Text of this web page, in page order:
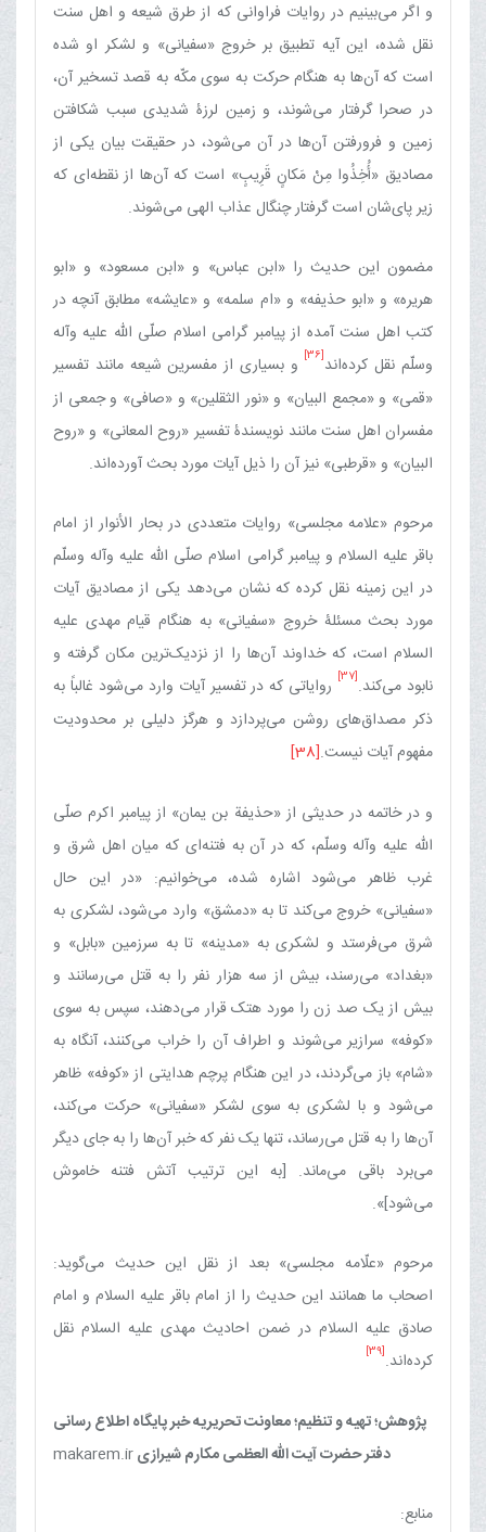
و اگر می‌بینیم در روایات فراوانی که از طرق شیعه و اهل سنت
نقل شده، این آیه تطبیق بر خروج «سفیانی‏» و لشکر او شده
است که آن‌ها به هنگام حرکت به سوی مکّه به قصد تسخیر آن،
در صحرا گرفتار می‌شوند، و زمین لرزۀ شدیدی سبب شکافتن
زمین و فرورفتن آن‌ها در آن می‌شود، در حقیقت بیان یکی از
مصادیق «أُخِذُوا مِنْ مَکانٍ قَرِیبٍ‏» است که آن‌ها از نقطه‌ای که
زیر پای‌شان است گرفتار چنگال عذاب الهی می‌شوند.
مضمون این حدیث را «ابن عباس» و «ابن مسعود» و «ابو
هریره» و «ابو حذیفه» و «ام سلمه» و «عایشه» مطابق آنچه در
کتب اهل سنت آمده از پیامبر گرامی اسلام صلّی الله علیه وآله
وسلّم نقل کرده‌اند[36] و بسیاری از مفسرین شیعه مانند تفسیر
«قمی» و «مجمع البیان» و «نور الثقلین» و «صافی» و جمعی از
مفسران اهل سنت مانند نویسندۀ تفسیر «روح المعانی» و «روح
البیان» و «قرطبی» نیز آن را ذیل آیات مورد بحث آورده‌اند.
مرحوم «علامه مجلسی» روایات متعددی در بحار الأنوار از امام
باقر علیه السلام و پیامبر گرامی اسلام صلّی الله علیه وآله وسلّم
در این زمینه نقل کرده که نشان می‌دهد یکی از مصادیق آیات
مورد بحث مسئلۀ خروج «سفیانی» به هنگام قیام مهدی علیه
السلام است، که خداوند آن‌ها را از نزدیک‌ترین مکان گرفته و
نابود می‌کند.[37] روایاتی که در تفسیر آیات وارد می‌شود غالباً به
ذکر مصداق‌های روشن می‌پردازد و هرگز دلیلی بر محدودیت
مفهوم آیات نیست.[38]
و در خاتمه در حدیثی از «حذیفة بن یمان» از پیامبر اکرم صلّی
اللّه علیه وآله وسلّم، که در آن به فتنه‌ای که میان اهل شرق و
غرب ظاهر می‌شود اشاره شده، می‌خوانیم: «در این حال
«سفیانی» خروج می‌کند تا به «دمشق» وارد می‌شود، لشکری به
شرق می‌فرستد و لشکری به «مدینه» تا به سرزمین «بابل» و
«بغداد» می‌رسند، بیش از سه هزار نفر را به قتل می‌رسانند و
بیش از یک صد زن را مورد هتک قرار می‌دهند، سپس به سوی
«کوفه» سرازیر می‌شوند و اطراف آن را خراب می‌کنند، آنگاه به
«شام» باز می‌گردند، در این هنگام پرچم هدایتی از «کوفه» ظاهر
می‌شود و با لشکری به سوی لشکر «سفیانی» حرکت می‌کند،
آن‌ها را به قتل می‌رساند، تنها یک نفر که خبر آن‌ها را به جای دیگر
می‌برد باقی می‌ماند. [به‏ این ترتیب آتش فتنه خاموش
می‌شود]».
مرحوم «علّامه مجلسی» بعد از نقل این حدیث می‌گوید:
اصحاب ما همانند این حدیث را از امام باقر علیه السلام و امام
صادق علیه السلام در ضمن احادیث مهدی علیه السلام نقل
کرده‌اند.[39]
پژوهش؛ تهیه و تنظیم؛ معاونت تحریریه خبر پایگاه اطلاع رسانی
دفتر حضرت آیت الله العظمی مکارم شیرازیmakarem.ir
منابع: